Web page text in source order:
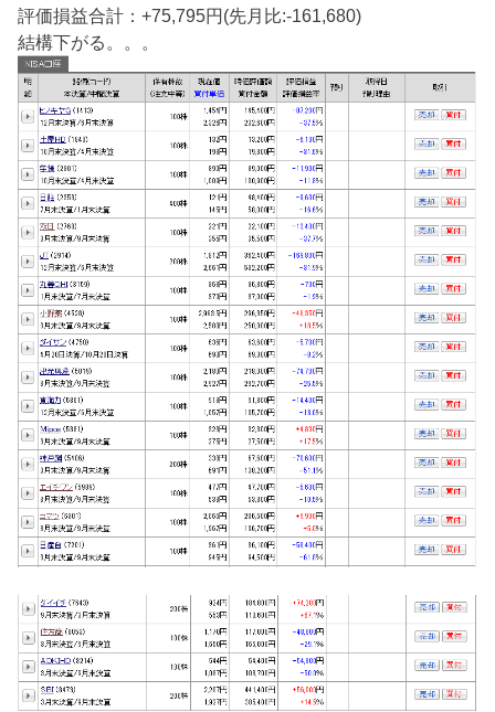
評価損益合計：+75,795円(先月比:-161,680‬‬‬)
結構下がる。。。